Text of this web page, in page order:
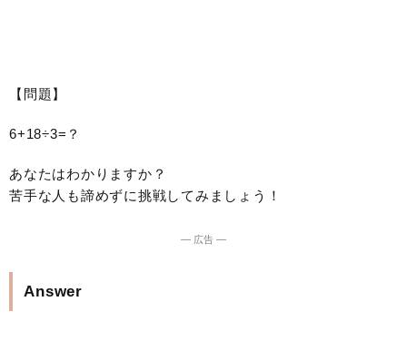
【問題】
6+18÷3=？
あなたはわかりますか？
苦手な人も諦めずに挑戦してみましょう！
― 広告 ―
Answer